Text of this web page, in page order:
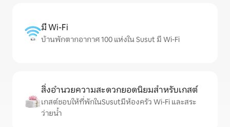
มี Wi-Fi
บ้านพักตากอากาศ 100 แห่งใน Susut มี Wi-Fi
สิ่งอำนวยความสะดวกยอดนิยมสำหรับเกสต์
เกสต์ชอบให้ที่พักในSusutมีห้องครัว Wi-Fi และสระ
ว่ายน้ำ